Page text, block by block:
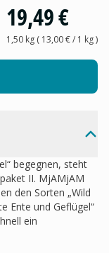
begegnen, steht
II. MjAMjAM
den Sorten „Wild
Ente und Geflügel“
ein
19,49 €
1,50 kg( 13,00 €/ 1 kg)